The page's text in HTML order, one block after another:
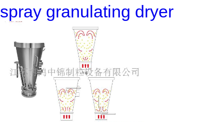
spray granulating dryer